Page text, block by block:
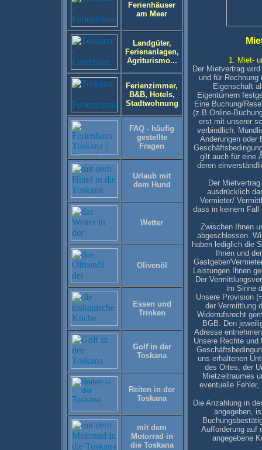
Ferienhäuser
am Meer
Landgüter,
Ferienanlagen,
Agriturismo...
Ferienzimmer,
B&B, Hotels,
Stadtwohnung
FAQ - häufig
gestellte
Fragen
Urlaub mit
dem Hund
Wetter
Olivenöl
Essen und
Trinken
Golf in der
Toskana
Reiten in der
Toskana
mit dem
Motorrad in
die Toskana
1. Miet-
Der Mietvertrag
und für Rechnung
Eigenschaft
Eigentümern
Eine Buchung/
(z.B.Online-
erst mit unserer
verbindlich.
Änderungen oder
gilt auch für eine
deren
Der
ausdrücklich
Vermieter/
dass in keinem Fall
Zwischen Ihnen
abgeschlossen.
haben lediglich die
Ihnen und
Gastgeber/
Leistungen Ihnen
Der
im Sinne
Unsere Provision
der Vermittlung
Widerrufsrecht
BGB. Den
Adresse
Unsere Rechte
uns erhaltenen
des Ortes, der
Mietzeitraumes
eventuelle Fehler,
Die Anzahlung in
angegeben,
Aufforderung auf